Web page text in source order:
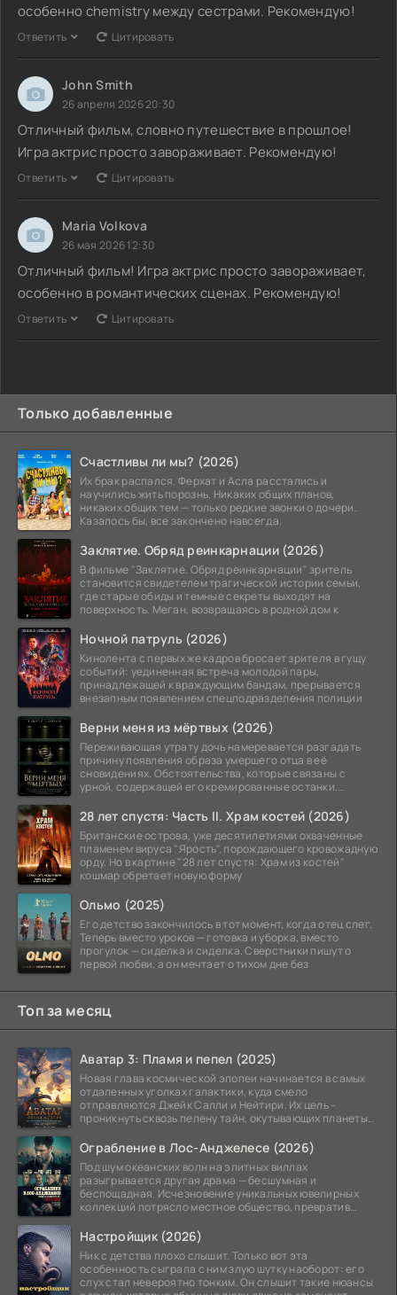
особенно chemistry между сестрами. Рекомендую!
Ответить Цитировать
John Smith
26 апреля 2026 20:30
Отличный фильм, словно путешествие в прошлое!
Игра актрис просто завораживает. Рекомендую!
Ответить Цитировать
Maria Volkova
26 мая 2026 12:30
Отличный фильм! Игра актрис просто завораживает,
особенно в романтических сценах. Рекомендую!
Ответить Цитировать
Только добавленные
Счастливы ли мы? (2026)
Их брак распался. Ферхат и Асла расстались и
научились жить порознь. Никаких общих планов,
никаких общих тем — только редкие звонки о дочери.
Казалось бы, все закончено навсегда.
Заклятие. Обряд реинкарнации (2026)
В фильме "Заклятие. Обряд реинкарнации" зритель
становится свидетелем трагической истории семьи,
где старые обиды и темные секреты выходят на
поверхность. Меган, возвращаясь в родной дом к
Ночной патруль (2026)
Кинолента с первых же кадров бросает зрителя в гущу
событий: уединенная встреча молодой пары,
принадлежащей к враждующим бандам, прерывается
внезапным появлением спецподразделения полиции
Верни меня из мёртвых (2026)
Переживающая утрату дочь намеревается разгадать
причину появления образа умершего отца в её
сновидениях. Обстоятельства, которые связаны с
урной, содержащей его кремированные останки,
28 лет спустя: Часть II. Храм костей (2026)
Британские острова, уже десятилетиями охваченные
пламенем вируса "Ярость", порождающего кровожадную
орду. Но в картине "28 лет спустя: Храм из костей"
кошмар обретает новую форму
Ольмо (2025)
Его детство закончилось в тот момент, когда отец слег.
Теперь вместо уроков — готовка и уборка, вместо
прогулок — сиделка и сиделка. Сверстники пишут о
первой любви, а он мечтает о тихом дне без
Топ за месяц
Аватар 3: Пламя и пепел (2025)
Новая глава космической эпопеи начинается в самых
отдаленных уголках галактики, куда смело
отправляются Джейк Салли и Нейтири. Их цель –
проникнуть сквозь пелену тайн, окутывающих планеты
Ограбление в Лос-Анджелесе (2026)
Под шум океанских волн на элитных виллах
разыгрывается другая драма — бесшумная и
беспощадная. Исчезновение уникальных ювелирных
коллекций потрясло местное общество, превратив
Настройщик (2026)
Ник с детства плохо слышит. Только вот эта
особенность сыграла с ним злую шутку наоборот: его
слух стал невероятно тонким. Он слышит такие нюансы